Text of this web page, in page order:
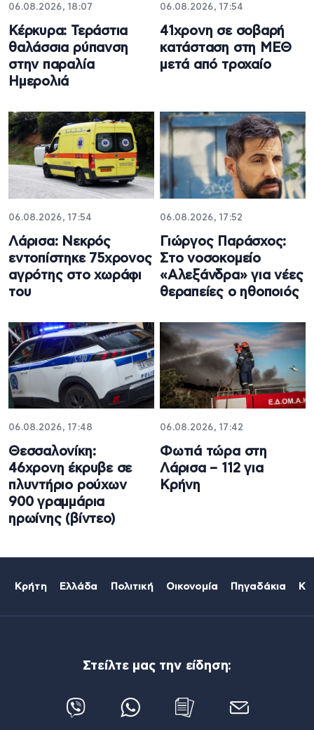
06.08.2026, 18:07
Κέρκυρα: Τεράστια
θαλάσσια ρύπανση
στην παραλία
Ημερολιά
06.08.2026, 17:54
41χρονη σε σοβαρή
κατάσταση στη ΜΕΘ
μετά από τροχαίο
06.08.2026, 17:54
Λάρισα: Νεκρός
εντοπίστηκε 75χρονος
αγρότης στο χωράφι
του
06.08.2026, 17:52
Γιώργος Παράσχος:
Στο νοσοκομείο
«Αλεξάνδρα» για νέες
θεραπείες ο ηθοποιός
06.08.2026, 17:48
Θεσσαλονίκη:
46χρονη έκρυβε σε
πλυντήριο ρούχων
900 γραμμάρια
ηρωίνης (βίντεο)
06.08.2026, 17:42
Φωτιά τώρα στη
Λάρισα – 112 για
Κρήνη
Κρήτη Ελλάδα Πολιτική Οικονομία Πηγαδάκια
Στείλτε μας την είδηση: